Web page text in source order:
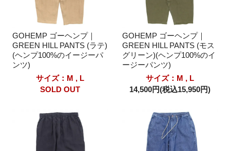
GOHEMP ゴーヘンプ｜
GREEN HILL PANTS (ラテ)
(ヘンプ100%のイージーパ
ンツ)
サイズ：M , L
SOLD OUT
GOHEMP ゴーヘンプ｜
GREEN HILL PANTS (モス
グリーン)(ヘンプ100%のイ
ージーパンツ)
サイズ：M , L
14,500円(税込15,950円)